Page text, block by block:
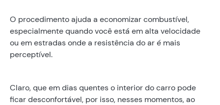
O procedimento ajuda a economizar combustível,
especialmente quando você está em alta velocidade
ou em estradas onde a resistência do ar é mais
perceptível.
Claro, que em dias quentes o interior do carro pode
ficar desconfortável, por isso, nesses momentos, ao